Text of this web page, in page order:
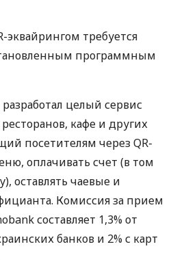
эквайрингом требуется
программным
целый сервис
кафе и других
посетителям через QR-
оплачивать счет (в том
оставлять чаевые и
Комиссия за прием
составляет 1,3% от
банков и 2% с карт